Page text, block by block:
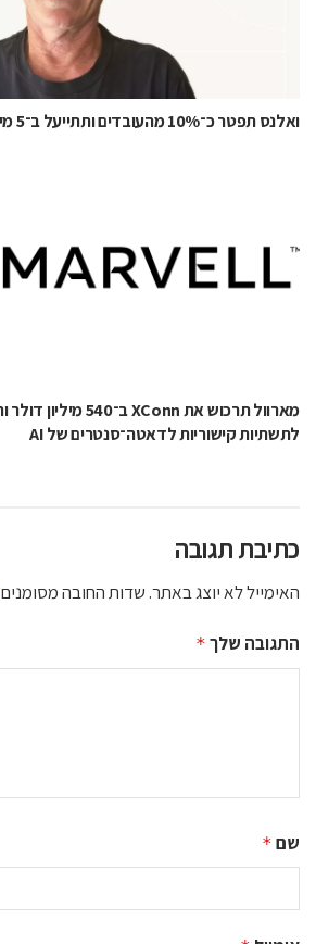
ואלנס תפטר כ־10% מהעובדים ותתייעל ב־5 מיליון דולר בשנה
לתשתיות קישוריות לדאטה־סנטרים של AI
כתיבת תגובה
האימייל לא יוצג באתר.שדות החובה מסומנים
התגובה שלך *
שם *